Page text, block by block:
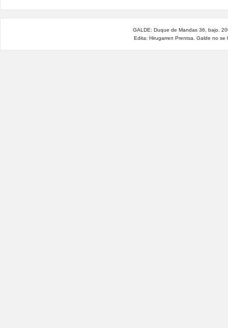
GALDE: Duque de Mandas 36, bajo.
Edita: Hirugarren Prentsa. Galde no